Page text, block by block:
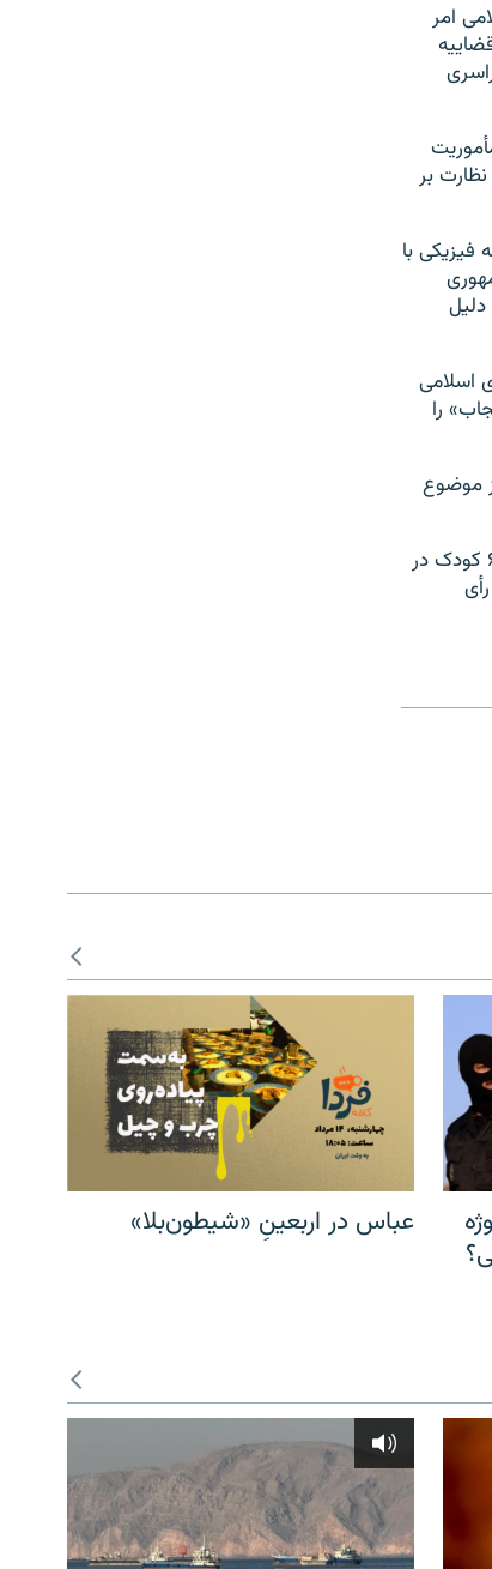
امر
بر
با
اسلامی
را
موضوع
بر اساس برآوردهای سازمان‌های حقوق بشری، تاکنون حدود ۵۰۰ معترض از جمله بیش از ۶۰ کودک در
رأی
عباس در اربعینِ «شیطون‌بلا»